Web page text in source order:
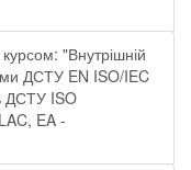
"Внутрішній
ДСТУ EN ISO/IEC
ДСТУ ISO
EA -